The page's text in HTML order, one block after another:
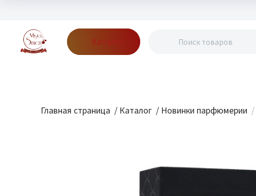
Каталог
Главная страница / Каталог / Новинки парфюмерии /